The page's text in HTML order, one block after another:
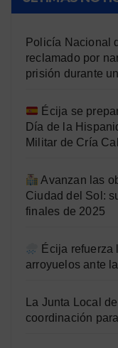
Policía Nacional
reclamado por
prisión durante
Écija se
Día de la
Militar de Cría
Avanzan las
Ciudad del Sol:
finales de 2025
Écija refuerza
arroyuelos ante
La Junta Local
coordinación